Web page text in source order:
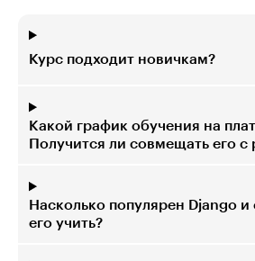
Курс подходит новичкам?
Какой график обучения на
Получится ли совмещать его с
Насколько популярен Django и
его учить?